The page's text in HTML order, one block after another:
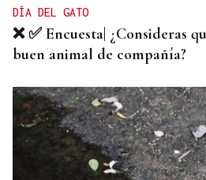
DÍA DEL GATO
❌ ✅ Encuesta| ¿Consideras
buen animal de compañía?